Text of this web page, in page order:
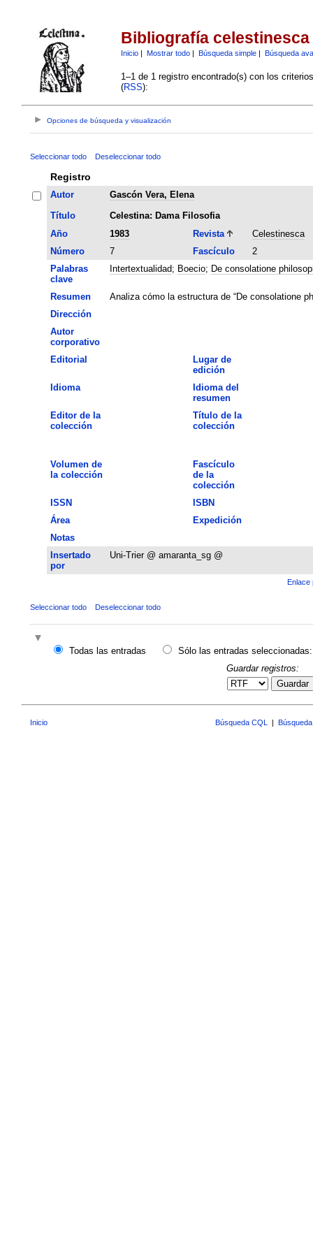
Bibliografía celestinesca
Inicio| Mostrar todo| Búsqueda simple| Búsqueda
1–1 de 1 registro encontrado(s) con los
(RSS):
Opciones de búsqueda y visualización
Seleccionar todo Deseleccionar todo
Registro
Autor
Gascón Vera, Elena
Título
Celestina: Dama Filosofia
Año
1983 Revista
Celestinesca
Número
7 Fascículo
2
Palabras
clave
Intertextualidad; Boecio; De consolatione
Resumen
Analiza cómo la estructura de “De consolatione
Dirección
Autor
corporativo
Editorial
Lugar de
edición
Idioma
Idioma del
resumen
Editor de la
colección
Título de la
colección
Volumen de
la colección
Fascículo
de la
colección
ISSN
ISBN
Área
Expedición
Notas
Insertado
por
Uni-Trier @ amaranta_sg @
Enlace
Seleccionar todo Deseleccionar todo
Todas las entradas
Sólo las entradas seleccionadas:
Guardar registros:
Guardar
Inicio Búsqueda CQL